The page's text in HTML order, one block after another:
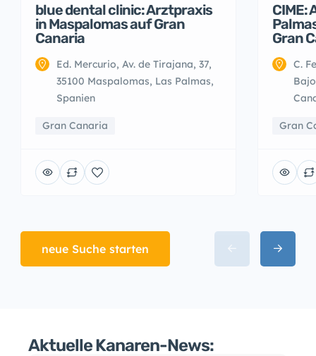
blue dental clinic: Arztpraxis
in Maspalomas auf Gran
Canaria
Ed. Mercurio, Av. de Tirajana, 37,
35100 Maspalomas, Las Palmas,
Spanien
Gran Canaria
CIME:
Gran
C.
Gran
neue Suche starten
Aktuelle Kanaren-News: